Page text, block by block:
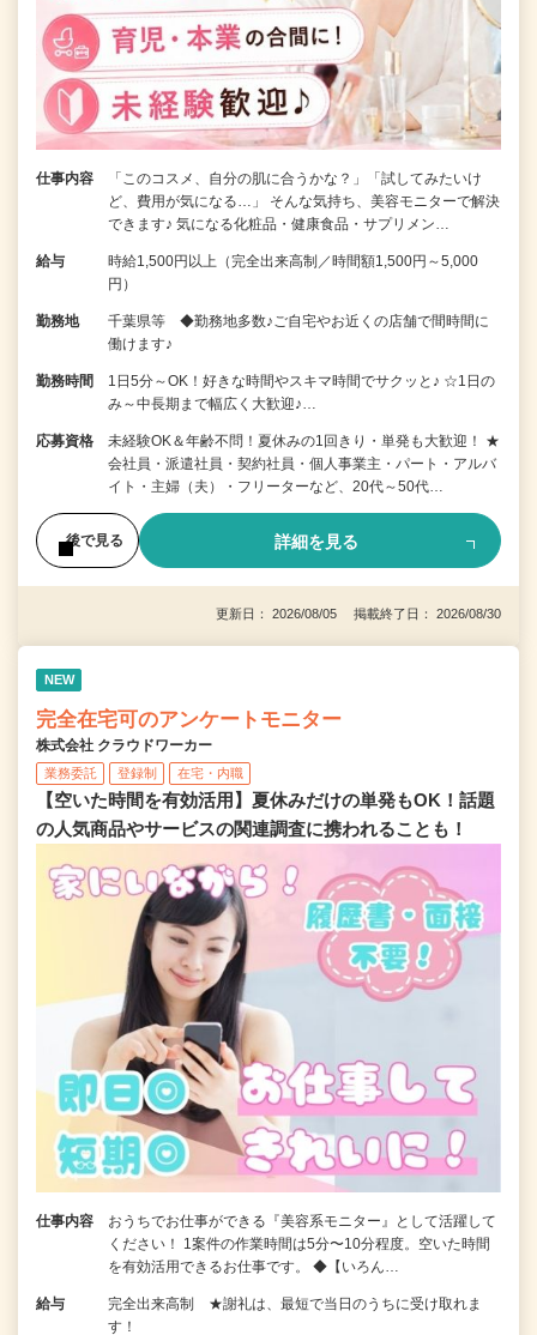
仕事内容
「このコスメ、自分の肌に合うかな？」「試してみたいけ
ど、費用が気になる…」 そんな気持ち、美容モニターで解決
できます♪ 気になる化粧品・健康食品・サプリメン…
給与
時給1,500円以上（完全出来高制／時間額1,500円～5,000
円）
勤務地
千葉県等 ◆勤務地多数♪ご自宅やお近くの店舗で間時間に
働けます♪
勤務時間
1日5分～OK！好きな時間やスキマ時間でサクッと♪ ☆1日の
み～中長期まで幅広く大歓迎♪…
応募資格
未経験OK＆年齢不問！夏休みの1回きり・単発も大歓迎！ ★
会社員・派遣社員・契約社員・個人事業主・パート・アルバ
イト・主婦（夫）・フリーターなど、20代～50代…
後で見る 詳細を見る
更新日： 2026/08/05 掲載終了日： 2026/08/30
NEW
完全在宅可のアンケートモニター
株式会社 クラウドワーカー
業務委託 登録制 在宅・内職
【空いた時間を有効活用】夏休みだけの単発もOK！話題
の人気商品やサービスの関連調査に携われることも！
仕事内容
おうちでお仕事ができる『美容系モニター』として活躍して
ください！ 1案件の作業時間は5分〜10分程度。空いた時間
を有効活用できるお仕事です。 ◆【いろん…
給与
完全出来高制 ★謝礼は、最短で当日のうちに受け取れま
す！